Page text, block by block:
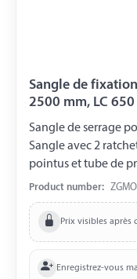
Sangle de
2500 mm, LC 650
Sangle de serrage
Sangle avec 2
pointus et tube de
mm Largeur de la
1300 daN Capacité
tube de protection :
Product number:
Prix visibles après
Enregistrez-vous